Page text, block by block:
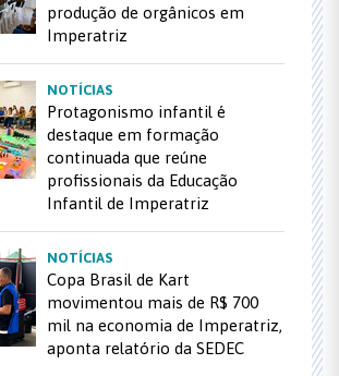
produção de orgânicos em
Imperatriz
NOTÍCIAS
Protagonismo infantil é
destaque em formação
continuada que reúne
profissionais da Educação
Infantil de Imperatriz
NOTÍCIAS
Copa Brasil de Kart
movimentou mais de R$ 700
mil na economia de Imperatriz,
aponta relatório da SEDEC